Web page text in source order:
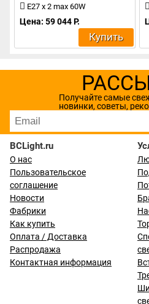
E27 x 2 max 60W
Цена: 59 044 Р.
Купить
Получайте самые
новинки, советы,
BCLight.ru
О нас
Пользовательское
соглашение
Новости
Фабрики
Как купить
Оплата / Доставка
Распродажа
Контактная информация